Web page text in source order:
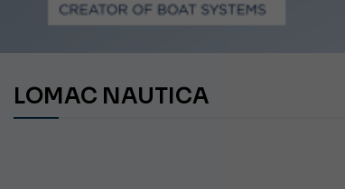
LOMAC NAUTICA